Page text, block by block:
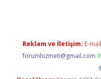
Reklam ve İletişim: E-
forumhizmeti@gmail.com